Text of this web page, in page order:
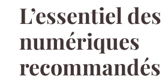
L’essentiel
numériques
recommandés